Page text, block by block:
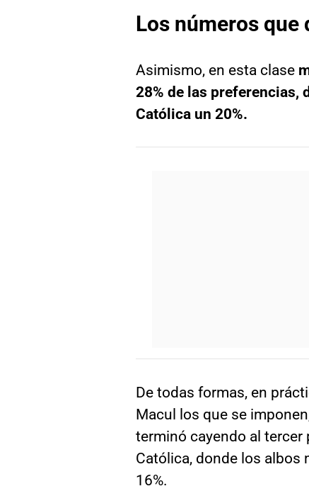
Los números que
Asimismo, en esta clase
28% de las preferencias,
Católica un 20%.
De todas formas, en
Macul los que se
terminó cayendo al tercer
Católica, donde los albos
16%.